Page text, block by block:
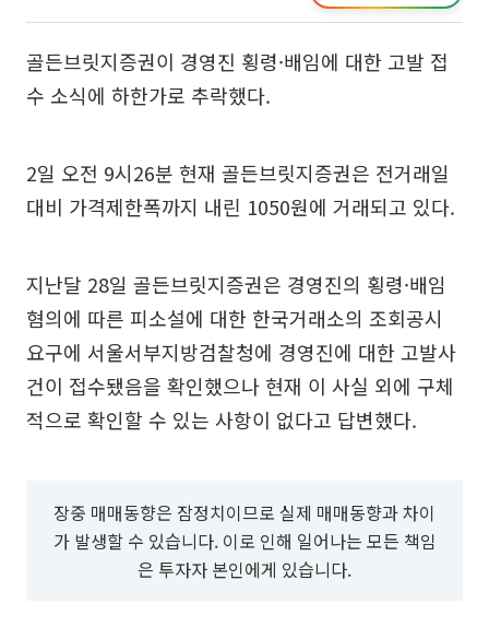
골든브릿지증권이 경영진 횡령·배임에 대한 고발 접
수 소식에 하한가로 추락했다.
2일 오전 9시26분 현재 골든브릿지증권은 전거래일
대비 가격제한폭까지 내린 1050원에 거래되고 있다.
지난달 28일 골든브릿지증권은 경영진의 횡령·배임
혐의에 따른 피소설에 대한 한국거래소의 조회공시
요구에 서울서부지방검찰청에 경영진에 대한 고발사
건이 접수됐음을 확인했으나 현재 이 사실 외에 구체
적으로 확인할 수 있는 사항이 없다고 답변했다.
장중 매매동향은 잠정치이므로 실제 매매동향과 차이
가 발생할 수 있습니다. 이로 인해 일어나는 모든 책임
은 투자자 본인에게 있습니다.